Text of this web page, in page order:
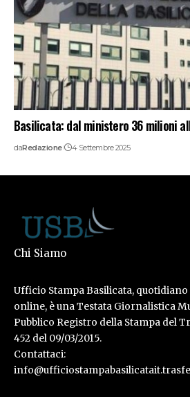
Basilicata: dal ministero 36 milioni
daRedazione 4 Settembre 2025
Chi Siamo
Ufficio Stampa Basilicata,
online, è una Testata Giornalistica
Pubblico Registro della Stampa del
452 del 09/03/2015.
Contattaci: